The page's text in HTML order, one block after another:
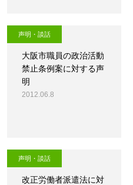
声明・談話
大阪市職員の政治活動
禁止条例案に対する声
明
2012.06.8
声明・談話
改正労働者派遣法に対